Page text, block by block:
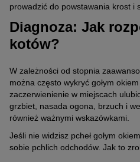
prowadzić do powstawania krost i
Diagnoza: Jak
kotów?
W zależności od stopnia
można często wykryć gołym
zaczerwienienie w miejscach
grzbiet, nasada ogona, brzuch i
również ważnymi wskazówkami.
Jeśli nie widzisz pcheł gołym
sobie pchlich odchodów. Jak to